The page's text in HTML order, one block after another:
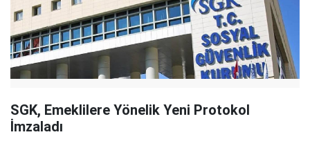
SGK, Emeklilere Yönelik Yeni Protokol
İmzaladı